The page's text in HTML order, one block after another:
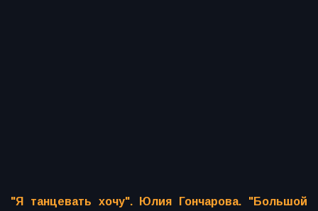
"Я танцевать хочу". Юлия Гончарова. "Большой